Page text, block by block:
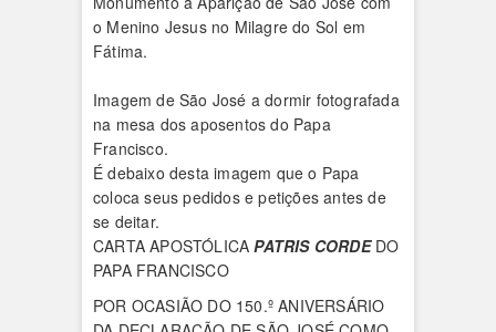
o Menino Jesus no Milagre do Sol em
Fátima.
Imagem de São José a dormir fotografada
na mesa dos aposentos do Papa
Francisco.
É debaixo desta imagem que o Papa
coloca seus pedidos e petições antes de
se deitar.
CARTA APOSTÓLICAPATRIS CORDEDO
PAPA FRANCISCO
POR OCASIÃO DO 150.º ANIVERSÁRIO